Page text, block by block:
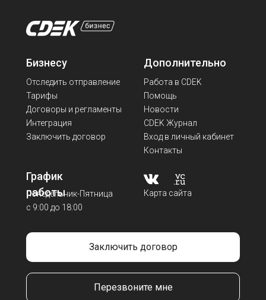
Бизнесу Дополнительно
Отследить отправление
Тарифы
Договоры и регламенты
Интеграция
Работа в CDEK
Помощь
Новости
CDEK Журнал
Заключить договор
Перезвоните мне
Понедельник-Пятница
Заключить договор Вход в личный кабинет
Карта сайта
Контакты
График
работы
с 9:00 до 18:00